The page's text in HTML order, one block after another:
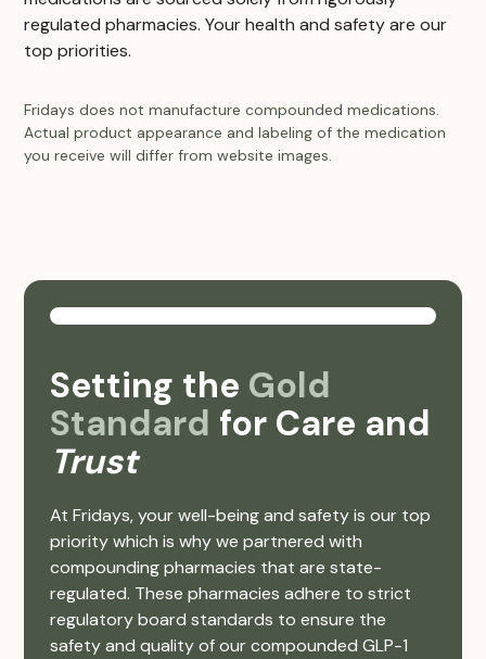
regulated pharmacies. Your health and safety are our
top priorities.
Fridays does not manufacture compounded medications.
Actual product appearance and labeling of the medication
you receive will differ from website images.
Setting the Gold
Standard for Care and
Trust
At Fridays, your well-being and safety is our top
priority which is why we partnered with
compounding pharmacies that are state-
regulated. These pharmacies adhere to strict
regulatory board standards to ensure the
safety and quality of our compounded GLP-1